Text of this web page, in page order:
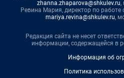
zhanna.zhaparova@shkulev.ru,
Ревина Мария, директор по
mariya.revina@shkulev.ru,
Редакция сайта не несет
информации, содержащейся в
Информация об
Политика